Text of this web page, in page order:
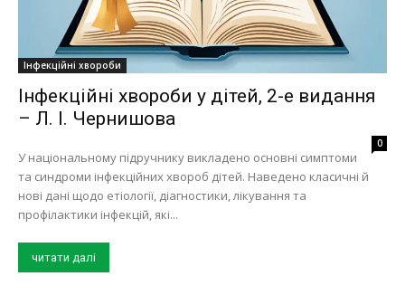
Інфекційні хвороби
Інфекційні хвороби у дітей, 2-е видання
– Л. І. Чернишова
0
У національному підручнику викладено основні симптоми
та синдроми інфекційних хвороб дітей. Наведено класичні й
нові дані щодо етіології, діагностики, лікування та
профілактики інфекцій, які...
читати далі